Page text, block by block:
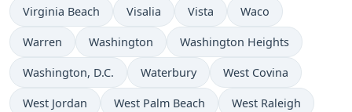
Virginia Beach Visalia Vista Waco
Warren Washington Washington Heights
Washington, D.C. Waterbury West Covina
West Jordan West Palm Beach West Raleigh